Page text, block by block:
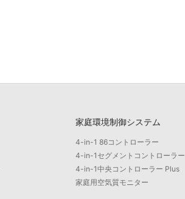
家庭環境制御システム
4-in-1 86コントローラー
4-in-1セグメントコントローラー
4-in-1中央コントローラー Plus
家庭用空気質モニター